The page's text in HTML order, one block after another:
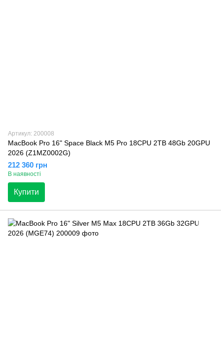
Артикул: 200008
MacBook Pro 16" Space Black M5 Pro 18CPU 2TB 48Gb 20GPU
2026 (Z1MZ0002G)
212 360 грн
В наявності
Купити